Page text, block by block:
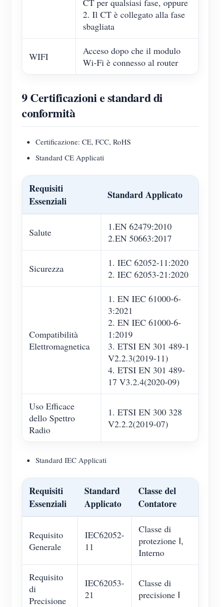
CT per qualsiasi fase, oppure
2. Il CT è collegato alla fase
sbagliata
WIFI
Acceso dopo che il modulo
Wi-Fi è connesso al router
9 Certificazioni e standard di
conformità
Certificazione: CE, FCC, RoHS
Standard CE Applicati
Requisiti
Essenziali
Standard Applicato
Salute
1.EN 62479:2010
2.EN 50663:2017
Sicurezza
1. IEC 62052-11:2020
2. IEC 62053-21:2020
Compatibilità
Elettromagnetica
1. EN IEC 61000-6-
3:2021
2. EN IEC 61000-6-
1:2019
3. ETSI EN 301 489-1
V2.2.3(2019-11)
4. ETSI EN 301 489-
17 V3.2.4(2020-09)
Uso Efficace
dello Spettro
Radio
1. ETSI EN 300 328
V2.2.2(2019-07)
Standard IEC Applicati
Requisiti
Essenziali
Standard
Applicato
Classe del
Contatore
Requisito
Generale
IEC62052-
11
Classe di
protezione Ⅰ,
Interno
Requisito
di
Precisione
IEC62053-
21
Classe di
precisione Ⅰ